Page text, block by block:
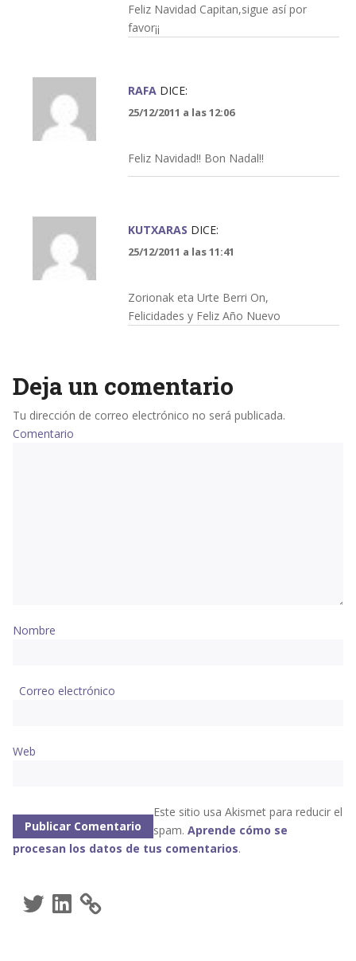
Feliz Navidad Capitan,sigue así por
favor¡¡
RAFA DICE:
25/12/2011 a las 12:06
Feliz Navidad!! Bon Nadal!!
KUTXARAS DICE:
25/12/2011 a las 11:41
Zorionak eta Urte Berri On,
Felicidades y Feliz Año Nuevo
Deja un comentario
Tu dirección de correo electrónico no será publicada.
Comentario
Nombre
Correo electrónico
Web
Este sitio usa Akismet para reducir el
spam. Aprende cómo se
procesan los datos de tus comentarios.
TwitterLinkedIn